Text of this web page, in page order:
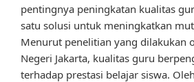
pentingnya peningkatan kualitas
satu solusi untuk meningkatkan
Menurut penelitian yang dilakukan
Negeri Jakarta, kualitas guru
terhadap prestasi belajar siswa.